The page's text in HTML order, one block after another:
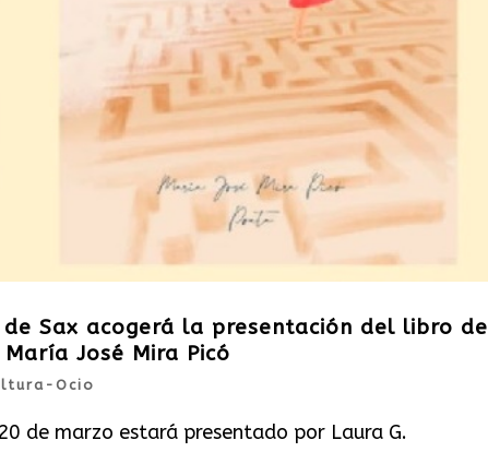
Sax acogerá la presentación del libro de
José Mira Picó
Ocio
de marzo estará presentado por Laura G.